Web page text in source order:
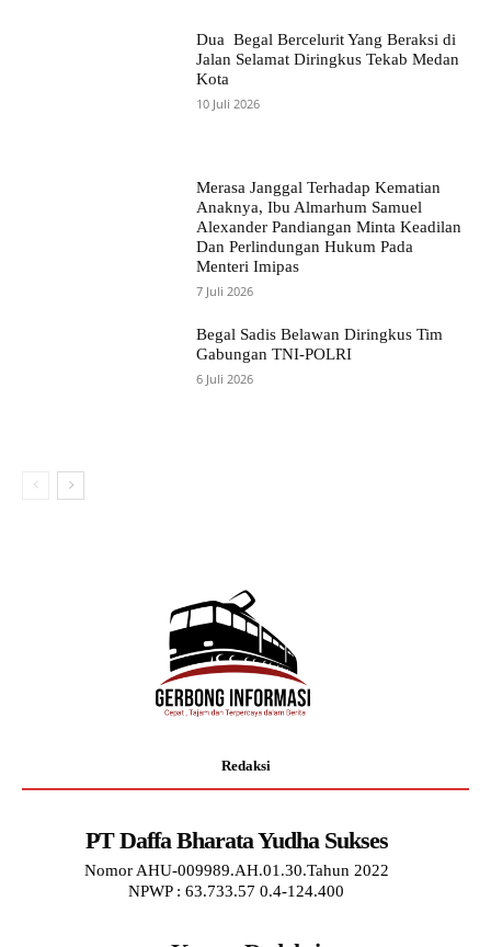
Dua Begal Bercelurit Yang Beraksi di
Jalan Selamat Diringkus Tekab Medan
Kota
10 Juli 2026
Merasa Janggal Terhadap Kematian
Anaknya, Ibu Almarhum Samuel
Alexander Pandiangan Minta Keadilan
Dan Perlindungan Hukum Pada
Menteri Imipas
7 Juli 2026
Begal Sadis Belawan Diringkus Tim
Gabungan TNI-POLRI
6 Juli 2026
Redaksi
PT Daffa Bharata Yudha Sukses
Nomor AHU-009989.AH.01.30.Tahun 2022
NPWP : 63.733.57 0.4-124.400